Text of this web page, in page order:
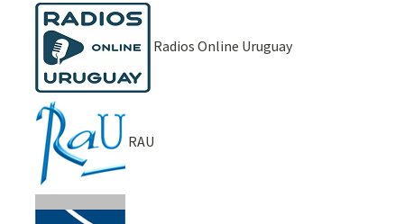
Radios Online Uruguay
RAU